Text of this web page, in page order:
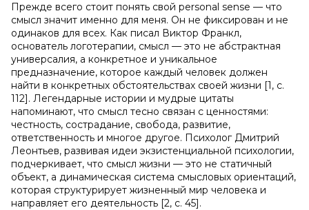
Прежде всего стоит понять свой personal sense — что
смысл значит именно для меня. Он не фиксирован и не
одинаков для всех. Как писал Виктор Франкл,
основатель логотерапии, смысл — это не абстрактная
универсалия, а конкретное и уникальное
предназначение, которое каждый человек должен
найти в конкретных обстоятельствах своей жизни [1, с.
112]. Легендарные истории и мудрые цитаты
напоминают, что смысл тесно связан с ценностями:
честность, сострадание, свобода, развитие,
ответственность и многое другое. Психолог Дмитрий
Леонтьев, развивая идеи экзистенциальной психологии,
подчеркивает, что смысл жизни — это не статичный
объект, а динамическая система смысловых ориентаций,
которая структурирует жизненный мир человека и
направляет его деятельность [2, с. 45].